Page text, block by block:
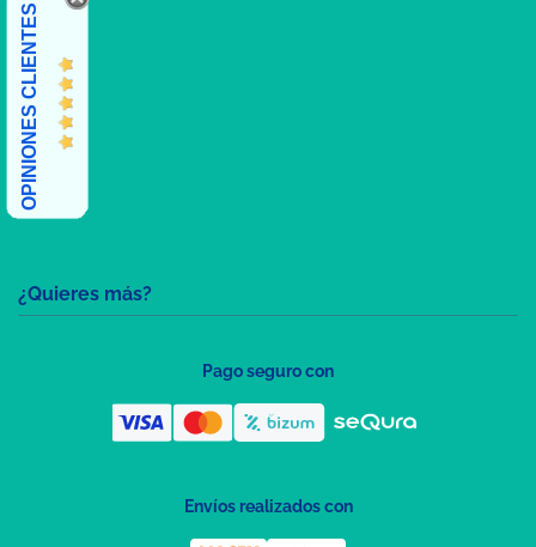
¿Quieres más?
OPINIONES CLIENTES
Pago seguro con
Envíos realizados con